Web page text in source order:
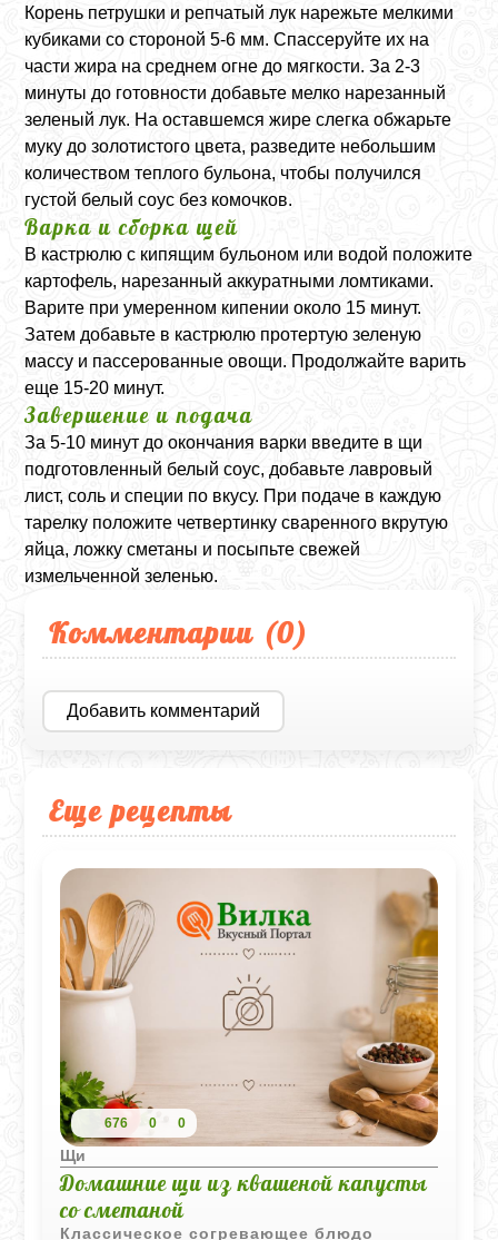
Корень петрушки и репчатый лук нарежьте мелкими
кубиками со стороной 5-6 мм. Спассеруйте их на
части жира на среднем огне до мягкости. За 2-3
минуты до готовности добавьте мелко нарезанный
зеленый лук. На оставшемся жире слегка обжарьте
муку до золотистого цвета, разведите небольшим
количеством теплого бульона, чтобы получился
густой белый соус без комочков.
Варка и сборка щей
В кастрюлю с кипящим бульоном или водой положите
картофель, нарезанный аккуратными ломтиками.
Варите при умеренном кипении около 15 минут.
Затем добавьте в кастрюлю протертую зеленую
массу и пассерованные овощи. Продолжайте варить
еще 15-20 минут.
Завершение и подача
За 5-10 минут до окончания варки введите в щи
подготовленный белый соус, добавьте лавровый
лист, соль и специи по вкусу. При подаче в каждую
тарелку положите четвертинку сваренного вкрутую
яйца, ложку сметаны и посыпьте свежей
измельченной зеленью.
Комментарии (0)
Добавить комментарий
Еще рецепты
676 0 0
Щи
Домашние щи из квашеной капусты
со сметаной
Классическое согревающее блюдо